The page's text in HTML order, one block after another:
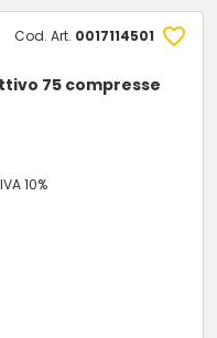
Cod. Art. 0017114501
75 compresse
IVA 10%